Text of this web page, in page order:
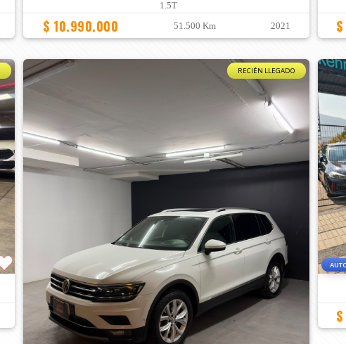
1.5T
$ 10.990.000 51.500 Km 2021
RECIÉN LLEGADO